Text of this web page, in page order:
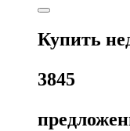
Купить
3845